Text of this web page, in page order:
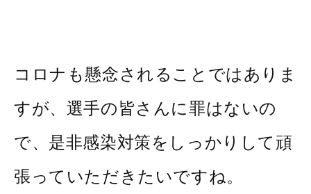
コロナも懸念されることではありま
すが、選手の皆さんに罪はないの
で、是非感染対策をしっかりして頑
張っていただきたいですね。